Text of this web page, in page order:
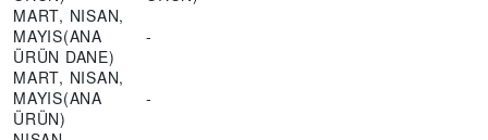
MART, NISAN,
MAYIS(ANA
ÜRÜN DANE)
-
MART, NISAN,
MAYIS(ANA
ÜRÜN)
-